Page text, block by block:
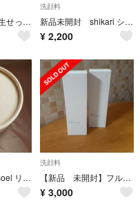
最終値引きsoel 生せっけん
洗顔料
新品未開封 shikari シカリ 洗顔
¥ 2,200
【新品未使用】soel リビングオイル ソープ 生せっけん
洗顔料
【新品 未開封】フルリ クレイフォーム（洗顔フォーム）
¥ 3,000